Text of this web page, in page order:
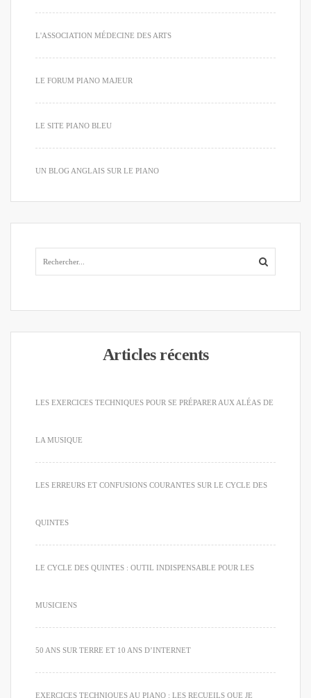
L'ASSOCIATION MÉDECINE DES ARTS
LE FORUM PIANO MAJEUR
LE SITE PIANO BLEU
UN BLOG ANGLAIS SUR LE PIANO
Articles récents
LES EXERCICES TECHNIQUES POUR SE PRÉPARER AUX ALÉAS DE
LA MUSIQUE
LES ERREURS ET CONFUSIONS COURANTES SUR LE CYCLE DES
QUINTES
LE CYCLE DES QUINTES : OUTIL INDISPENSABLE POUR LES
MUSICIENS
50 ANS SUR TERRE ET 10 ANS D’INTERNET
EXERCICES TECHNIQUES AU PIANO : LES RECUEILS QUE JE